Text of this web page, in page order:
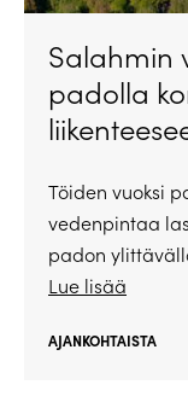
Salahmin
padolla
Töiden vuoksi
vedenpintaa
padon
Lue lisää
AJANKOHTAISTA